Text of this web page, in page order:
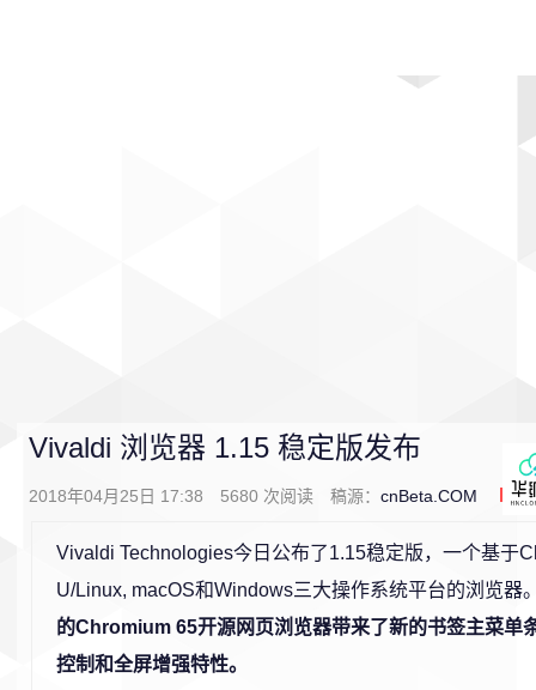
Vivaldi 浏览器 1.15 稳定版发布
2018年04月25日 17:38 5680 次阅读 稿源： cnBeta.COM 0
Vivaldi Technologies今日公布了1.15稳定版，一个基于
U/Linux, macOS和Windows三大操作系统平台的浏览器
的Chromium 65开源网页浏览器带来了新的书签主菜单
控制和全屏增强特性。